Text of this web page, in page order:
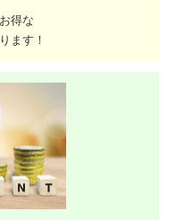
得な
ます！